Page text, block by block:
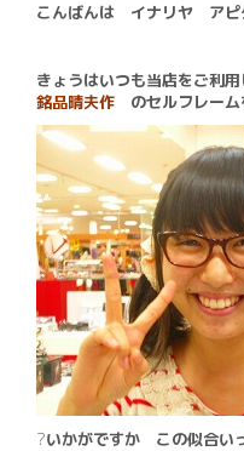
こんばんは イナリヤ アピ
きょうはいつも当店をご利
銘品晴夫作 のセルフレーム
?いかがですか この似合い